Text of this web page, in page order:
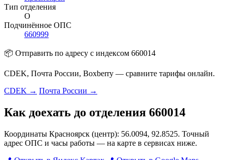
Тип отделения
О
Подчинённое ОПС
660999
📦 Отправить по адресу с индексом 660014
CDEK, Почта России, Boxberry — сравните тарифы онлайн.
CDEK → Почта России →
Как доехать до отделения 660014
Координаты Красноярск (центр): 56.0094, 92.8525. Точный
адрес ОПС и часы работы — на карте в сервисах ниже.